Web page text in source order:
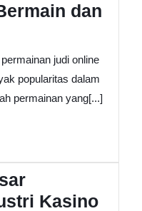
dan
judi online
popularitas dalam
permainan yang[...]
Kasino